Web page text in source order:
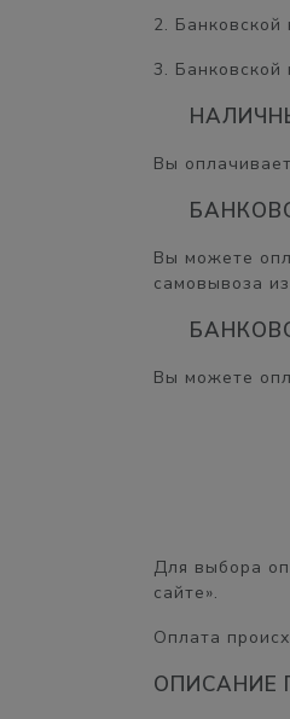
2. Банковской
3. Банковской
Вы
Вы можете
самовывоза
Вы можете
Для выбора
сайте».
Оплата
ОПИСАНИЕ